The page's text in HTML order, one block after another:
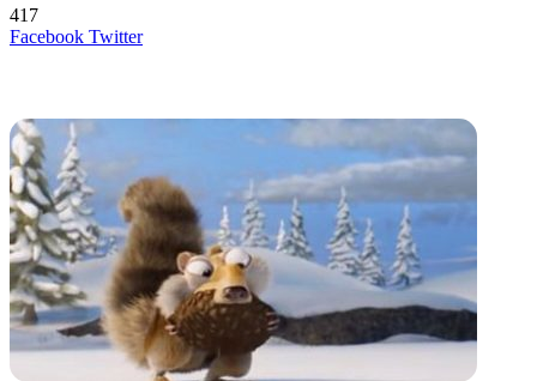
417
Facebook TwitterLinkedIn
Tumblr
Reddit
Вконтакте
Одноклассники
Skype
Messenger
Messenger
WhatsApp
Telegram
Viber
Line
Поделиться
Печатать